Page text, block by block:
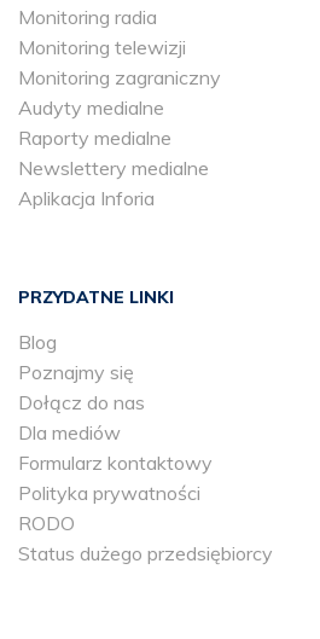
Monitoring radia
Monitoring telewizji
Monitoring zagraniczny
Audyty medialne
Raporty medialne
Newslettery medialne
Aplikacja Inforia
PRZYDATNE LINKI
Blog
Poznajmy się
Dołącz do nas
Dla mediów
Formularz kontaktowy
Polityka prywatności
RODO
Status dużego przedsiębiorcy